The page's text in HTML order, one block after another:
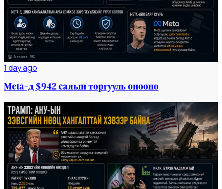
1 day ago
Meta-д $942 саяын торгууль онооно
Мэдээ#dailynews